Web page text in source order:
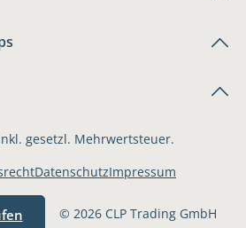
gesetzl. Mehrwertsteuer.
© 2026 CLP Trading GmbH
DatenschutzImpressum